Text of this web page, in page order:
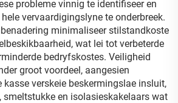
probleme vinnig te identifiseer en
vervaardigingslyne te onderbreek.
minimaliseer stilstandkoste
wat lei tot verbeterde
bedryfskostes. Veiligheid
groot voordeel, aangesien
kasse verskeie beskermingslae insluit,
smeltstukke en isolasieskakelaars wat